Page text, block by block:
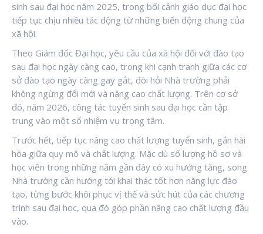
sinh sau đại học năm 2025, trong bối cảnh giáo dục đại học
tiếp tục chịu nhiều tác động từ những biến động chung của
xã hội.
Theo Giám đốc Đại học, yêu cầu của xã hội đối với đào tạo
sau đại học ngày càng cao, trong khi cạnh tranh giữa các cơ
sở đào tạo ngày càng gay gắt, đòi hỏi Nhà trường phải
không ngừng đổi mới và nâng cao chất lượng. Trên cơ sở
đó, năm 2026, công tác tuyển sinh sau đại học cần tập
trung vào một số nhiệm vụ trọng tâm.
Trước hết, tiếp tục nâng cao chất lượng tuyển sinh, gắn hài
hòa giữa quy mô và chất lượng. Mặc dù số lượng hồ sơ và
học viên trong những năm gần đây có xu hướng tăng, song
Nhà trường cần hướng tới khai thác tốt hơn năng lực đào
tạo, từng bước khôi phục vị thế và sức hút của các chương
trình sau đại học, qua đó góp phần nâng cao chất lượng đầu
vào.